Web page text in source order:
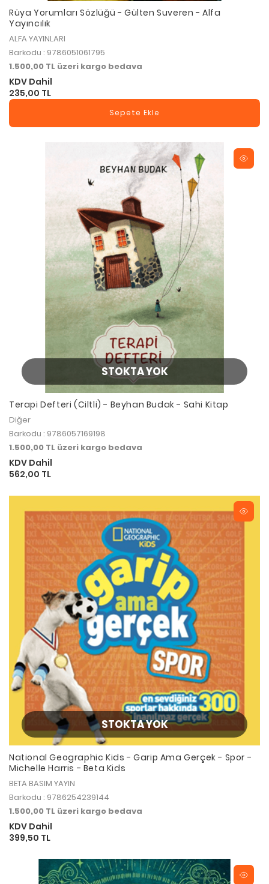
Rüya Yorumları Sözlüğü - Gülten Suveren - Alfa
Yayıncılık
ALFA YAYINLARI
Barkodu : 9786051061795
1.500,00 TL üzeri kargo bedava
KDV Dahil
235,00 TL
Sepete Ekle
STOKTA YOK
Terapi Defteri (Ciltli) - Beyhan Budak - Sahi Kitap
Diğer
Barkodu : 9786057169198
1.500,00 TL üzeri kargo bedava
KDV Dahil
562,00 TL
STOKTA YOK
National Geographic Kids - Garip Ama Gerçek - Spor -
Michelle Harris - Beta Kids
BETA BASIM YAYIN
Barkodu : 9786254239144
1.500,00 TL üzeri kargo bedava
KDV Dahil
399,50 TL